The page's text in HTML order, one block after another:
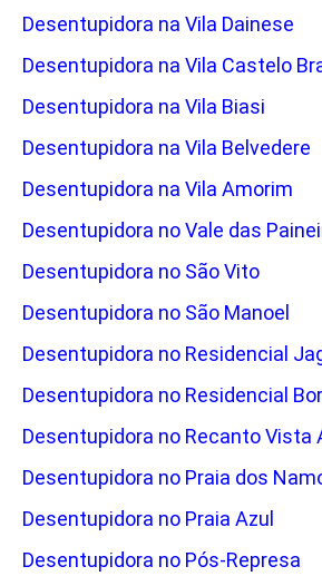
Desentupidora na Vila Dainese
Desentupidora na Vila Castelo
Desentupidora na Vila Biasi
Desentupidora na Vila Belvedere
Desentupidora na Vila Amorim
Desentupidora no Vale das
Desentupidora no São Vito
Desentupidora no São Manoel
Desentupidora no Residencial
Desentupidora no Residencial
Desentupidora no Recanto Vista
Desentupidora no Praia dos
Desentupidora no Praia Azul
Desentupidora no Pós-Represa